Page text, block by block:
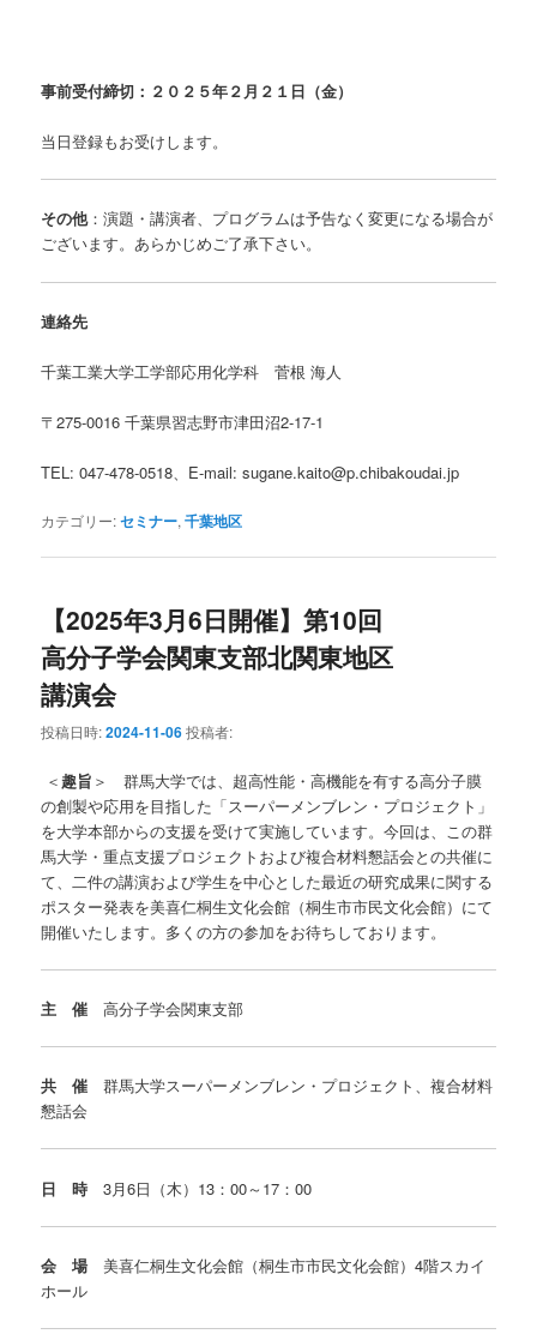
事前受付締切：２０２５年２月２１日（金）
当日登録もお受けします。
その他：演題・講演者、プログラムは予告なく変更になる場合が
ございます。あらかじめご了承下さい。
連絡先
千葉工業大学工学部応用化学科 菅根 海人
〒275-0016 千葉県習志野市津田沼2-17-1
TEL: 047-478-0518、E-mail: sugane.kaito@p.chibakoudai.jp
カテゴリー:セミナー,千葉地区
【2025年3月6日開催】第10回
高分子学会関東支部北関東地区
講演会
投稿日時:2024-11-06投稿者:
＜趣旨 ＞ 群馬大学では、超高性能・高機能を有する高分子膜
の創製や応用を目指した「スーパーメンブレン・プロジェクト」
を大学本部からの支援を受けて実施しています。今回は、この群
馬大学・重点支援プロジェクトおよび複合材料懇話会との共催に
て、二件の講演および学生を中心とした最近の研究成果に関する
ポスター発表を美喜仁桐生文化会館（桐生市市民文化会館）にて
開催いたします。多くの方の参加をお待ちしております。
主 催高分子学会関東支部
共 催 群馬大学スーパーメンブレン・プロジェクト、複合材料
懇話会
日 時3月6日（木）13：00～17：00
会 場美喜仁桐生文化会館（桐生市市民文化会館）4階スカイ
ホール